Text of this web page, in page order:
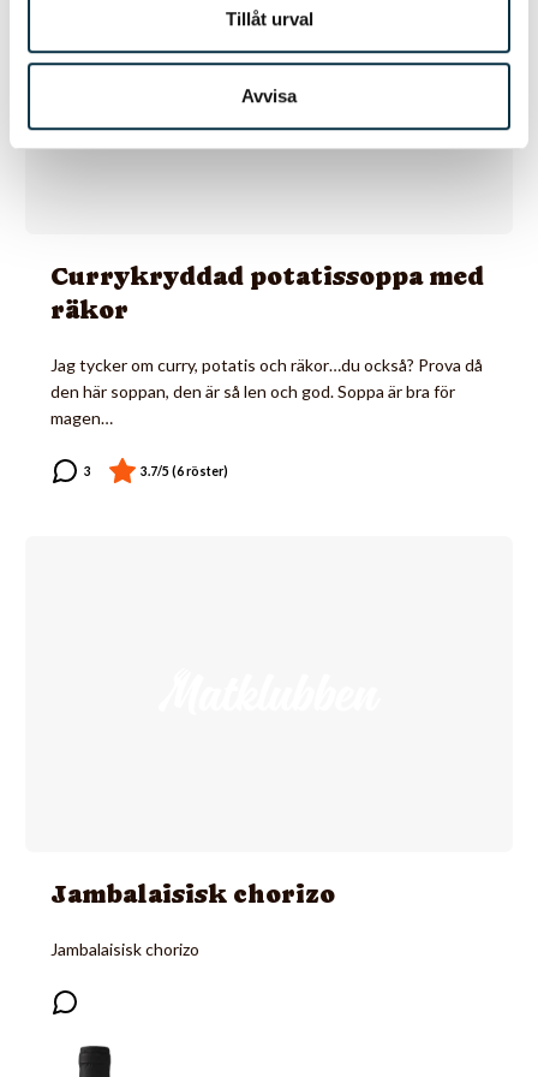
Tillåt urval
Avvisa
Currykryddad potatissoppa med
räkor
Jag tycker om curry, potatis och räkor…du också? Prova då
den här soppan, den är så len och god. Soppa är bra för
magen…
Jambalaisisk chorizo
Jambalaisisk chorizo